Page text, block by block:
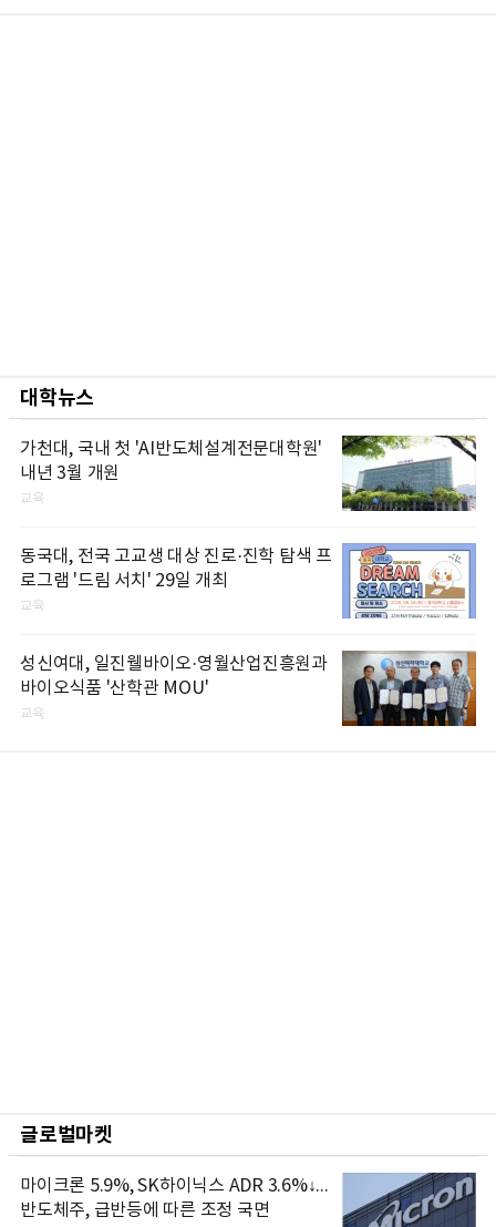
대학뉴스
가천대, 국내 첫 'AI반도체설계전문대학원'
내년 3월 개원
교육
동국대, 전국 고교생 대상 진로·진학 탐색 프
로그램 '드림 서치' 29일 개최
교육
성신여대, 일진웰바이오·영월산업진흥원과
바이오식품 '산학관 MOU'
교육
글로벌마켓
마이크론 5.9%, SK하이닉스 ADR 3.6%↓...
반도체주, 급반등에 따른 조정 국면